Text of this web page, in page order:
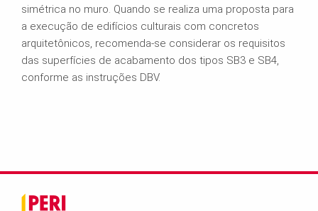
simétrica no muro. Quando se realiza uma proposta para
a execução de edifícios culturais com concretos
arquitetônicos, recomenda-se considerar os requisitos
das superfícies de acabamento dos tipos SB3 e SB4,
conforme as instruções DBV.